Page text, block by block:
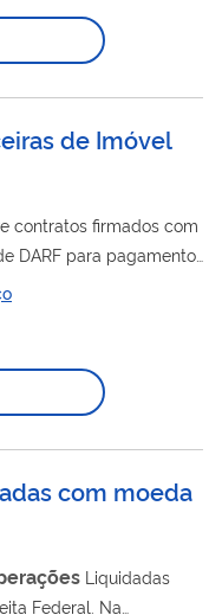
é classificada
individuais, mas
regulação e...
de Imóvel
contratos firmados com
DARF para pagamento
contratos.
com moeda
Liquidadas
Federal. Na